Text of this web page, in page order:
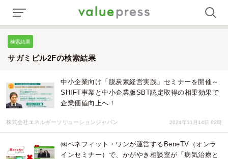
検索結果
サガミビル2Fの検索結果
中小企業向け「脱炭素経営実践」セミナーを開催～
SHIFT事業と中小企業版SBT認定取得の相乗効果で
企業価値向上へ！
株式会社エネルギーソリューションジャパン 2024年11月14日 02時
㈱ベネフィット・ワンが運営するBeneTV（オンラ
インセミナー）で、かがやき相談室が「病気治療と